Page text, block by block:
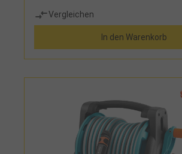
Classic-Wasserschlauch (1/2") Länge
Hahnstück, Adapter, Schlauchstück,
Vergleichen
In den Warenkorb